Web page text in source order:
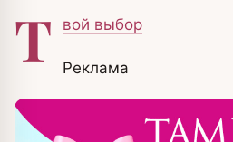
Т вой выбор
Реклама